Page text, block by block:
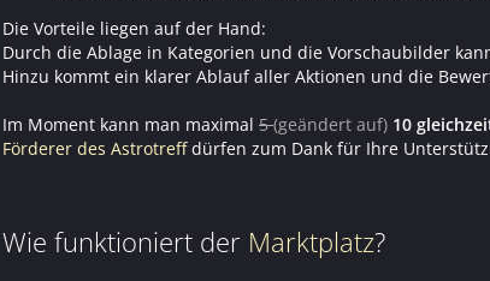
Die Vorteile liegen auf der Hand:
Durch die Ablage in Kategorien und die Vorschaubilder
Hinzu kommt ein klarer Ablauf aller Aktionen und die
Im Moment kann man maximal 5(geändert auf) 10
Förderer des Astrotreffdürfen zum Dank für Ihre
Wie funktioniert der Marktplatz?